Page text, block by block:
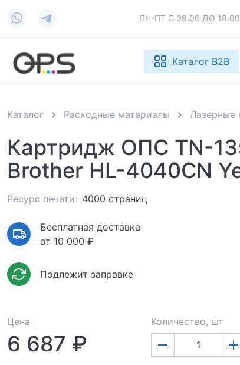
ПН-ПТ С 09:00 ДО
Каталог B2B
Каталог Расходные материалы Лазерные
Картридж ОПС TN-
Brother HL-4040CN
Ресурс печати: 4000 страниц
Бесплатная доставка
от 10 000 ₽
Подлежит заправке
Цена
6 687 ₽
Количество, шт